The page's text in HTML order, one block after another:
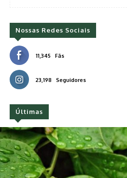
Nossas Redes Sociais
11,345 Fãs
23,198 Seguidores
Últimas